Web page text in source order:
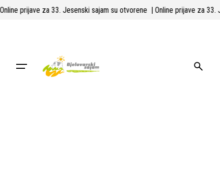
Skip
prijave za 33. Jesenski sajam su otvorene | Online prijave za